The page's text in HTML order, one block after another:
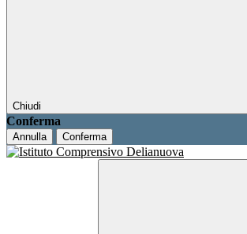
Chiudi
Conferma
Annulla Conferma